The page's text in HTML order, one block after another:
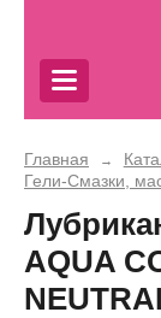
Главная →
Гели-Смазки,
AQUA